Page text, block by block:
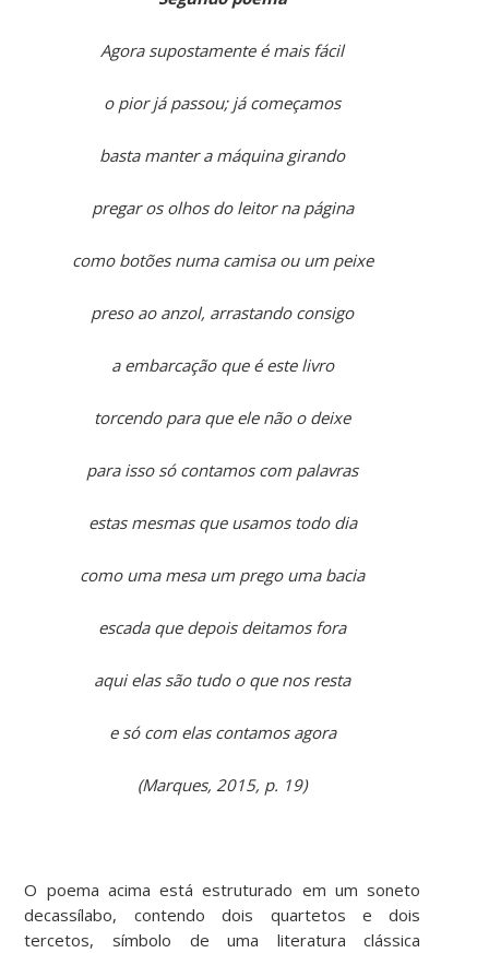
Agora supostamente é mais fácil
o pior já passou; já começamos
basta manter a máquina girando
pregar os olhos do leitor na página
como botões numa camisa ou um peixe
preso ao anzol, arrastando consigo
a embarcação que é este livro
torcendo para que ele não o deixe
para isso só contamos com palavras
estas mesmas que usamos todo dia
como uma mesa um prego uma bacia
escada que depois deitamos fora
aqui elas são tudo o que nos resta
e só com elas contamos agora
(Marques, 2015, p. 19)
O poema acima está estruturado em um soneto
decassílabo, contendo dois quartetos e dois
tercetos, símbolo de uma literatura clássica